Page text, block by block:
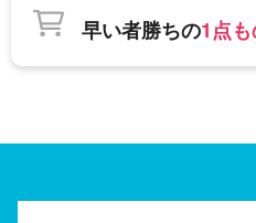
早い者勝ちの1点